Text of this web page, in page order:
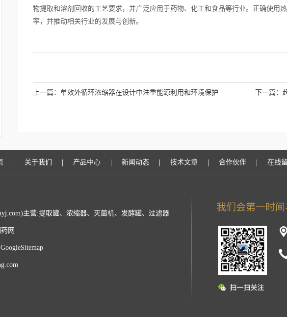
物提取和溶剂回收的工艺要求，并广泛应用于药物、化工和食品等行业。正确使用
率，并推动相关行业的发展与创新。
上一篇： 单效外循环浓缩器在设计中注重能源利用和环境保护 下一篇：
| 关于我们 | 产品中心 | 新闻动态 | 技术文章 | 合作伙伴 | 在线
主营:提取罐、浓缩器、灭菌机、发酵罐、过滤器
网
GoogleSitemap